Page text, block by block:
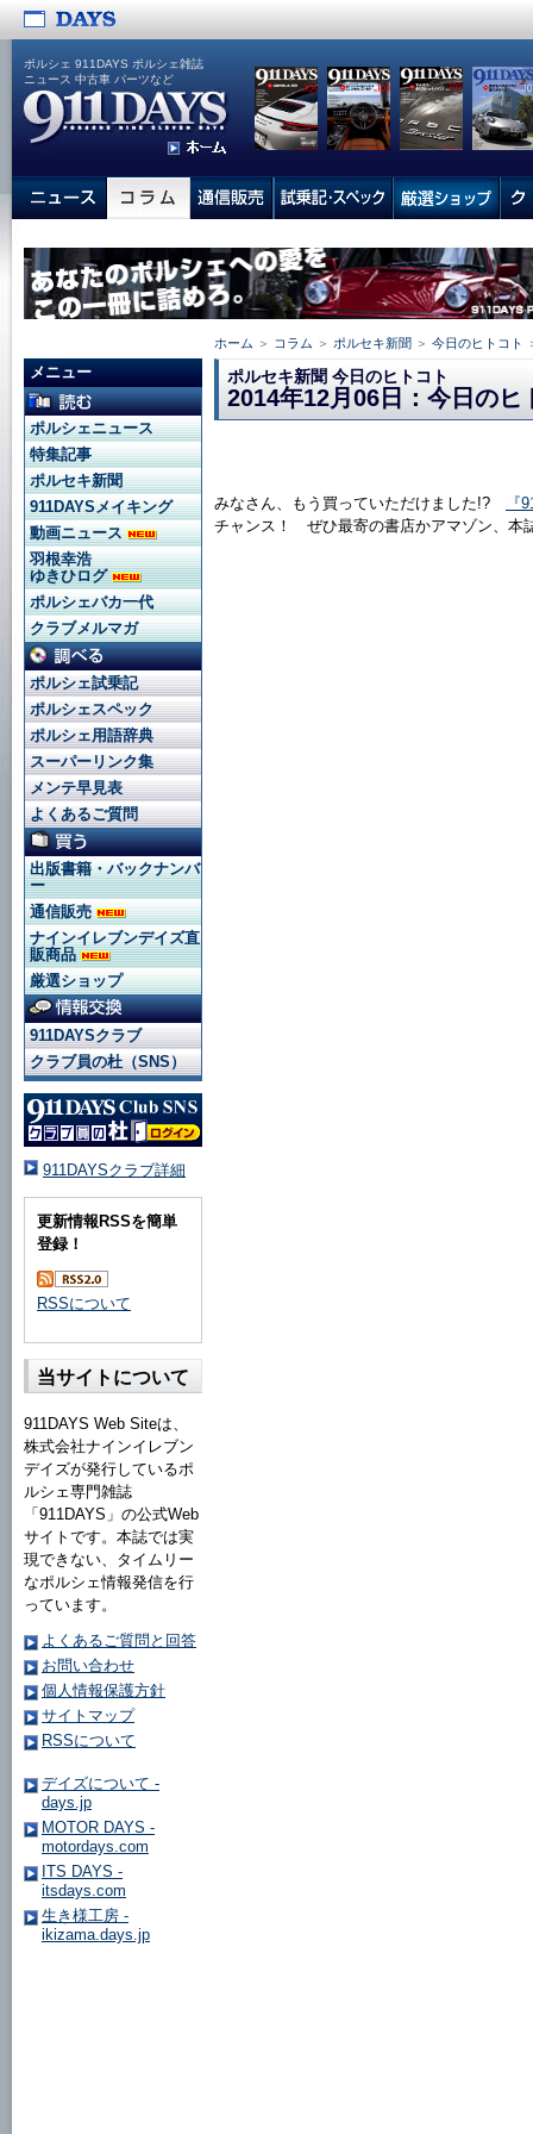
ポルシェ 911DAYS ポルシェ雑誌
ニュース 中古車 パーツなど
ホーム ＞ コラム ＞ ポルセキ新聞 ＞ 今日のヒトコト
ポルセキ新聞 今日のヒトコト
2014年12月06日：今日のヒ
みなさん、もう買っていただけました!?
『
チャンス！ ぜひ最寄の書店かアマゾン、
メニュー
ポルシェニュース
特集記事
ポルセキ新聞
911DAYSメイキング
動画ニュース
羽根幸浩
ゆきひログ
ポルシェバカ一代
クラブメルマガ
ポルシェ試乗記
ポルシェスペック
ポルシェ用語辞典
スーパーリンク集
メンテ早見表
よくあるご質問
出版書籍・バックナンバ
ー
通信販売
ナインイレブンデイズ直
販商品
厳選ショップ
911DAYSクラブ
クラブ員の杜（SNS）
911DAYSクラブ詳細
更新情報RSSを簡単
登録！
RSSについて
当サイトについて
911DAYS Web Siteは、
株式会社ナインイレブン
デイズが発行しているポ
ルシェ専門雑誌
「911DAYS」の公式Web
サイトです。本誌では実
現できない、タイムリー
なポルシェ情報発信を行
っています。
よくあるご質問と回答
お問い合わせ
個人情報保護方針
サイトマップ
RSSについて
デイズについて -
days.jp
MOTOR DAYS -
motordays.com
ITS DAYS -
itsdays.com
生き様工房 -
ikizama.days.jp